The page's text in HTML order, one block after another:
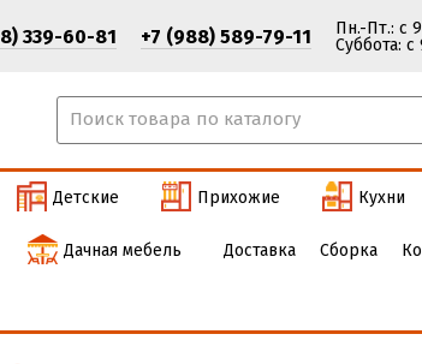
339-60-81 +7 (988) 589-79-11
Пн.-Пт.: с
Cуббота:
Детские Прихожие Кухни
Дачная мебель Доставка Сборка